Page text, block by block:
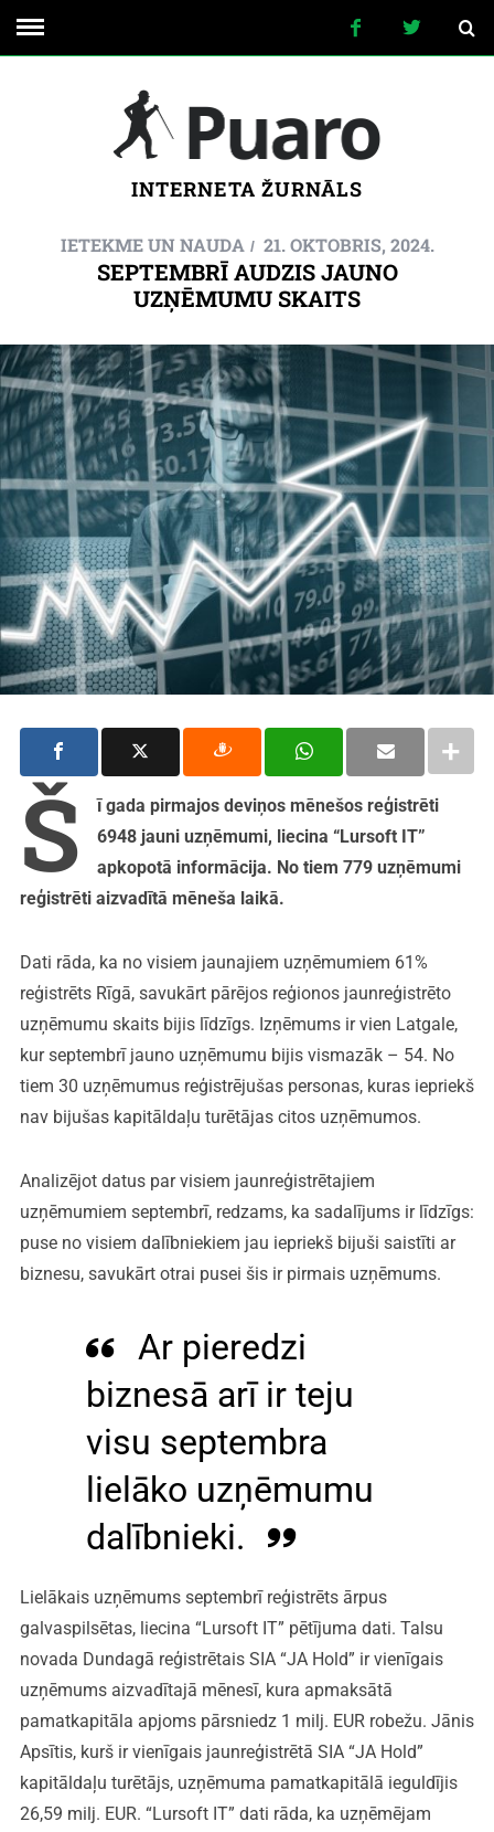
INTERNETA ŽURNĀLS
IETEKME UN NAUDA 21. OKTOBRIS, 2024.
SEPTEMBRĪ AUDZIS JAUNO
UZŅĒMUMU SKAITS
Š
ī gada pirmajos deviņos mēnešos reģistrēti
6948 jauni uzņēmumi, liecina “Lursoft IT”
apkopotā informācija. No tiem 779 uzņēmumi
reģistrēti aizvadītā mēneša laikā.
Dati rāda, ka no visiem jaunajiem uzņēmumiem 61%
reģistrēts Rīgā, savukārt pārējos reģionos jaunreģistrēto
uzņēmumu skaits bijis līdzīgs. Izņēmums ir vien Latgale,
kur septembrī jauno uzņēmumu bijis vismazāk – 54. No
tiem 30 uzņēmumus reģistrējušas personas, kuras iepriekš
nav bijušas kapitāldaļu turētājas citos uzņēmumos.
Analizējot datus par visiem jaunreģistrētajiem
uzņēmumiem septembrī, redzams, ka sadalījums ir līdzīgs:
puse no visiem dalībniekiem jau iepriekš bijuši saistīti ar
biznesu, savukārt otrai pusei šis ir pirmais uzņēmums.
Ar pieredzi
biznesā arī ir teju
visu septembra
lielāko uzņēmumu
dalībnieki.
Lielākais uzņēmums septembrī reģistrēts ārpus
galvaspilsētas, liecina “Lursoft IT” pētījuma dati. Talsu
novada Dundagā reģistrētais SIA “JA Hold” ir vienīgais
uzņēmums aizvadītajā mēnesī, kura apmaksātā
pamatkapitāla apjoms pārsniedz 1 milj. EUR robežu. Jānis
Apsītis, kurš ir vienīgais jaunreģistrētā SIA “JA Hold”
kapitāldaļu turētājs, uzņēmuma pamatkapitālā ieguldījis
26,59 milj. EUR. “Lursoft IT” dati rāda, ka uzņēmējam